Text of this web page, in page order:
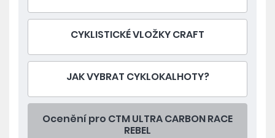
CYKLISTICKÉ VLOŽKY CRAFT
JAK VYBRAT CYKLOKALHOTY?
Ocenění pro CTM ULTRA CARBON RACE
REBEL